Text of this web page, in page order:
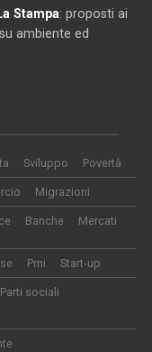
Stampa: proposti ai
ambiente ed
Sviluppo Povertà
Migrazioni
Banche Mercati
Pmi Start-up
Parti sociali